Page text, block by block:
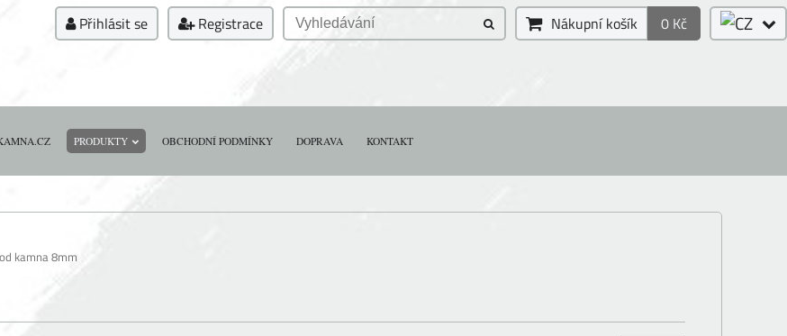
Přihlásit se Registrace Nákupní košík 0 Kč
PRODUKTY OBCHODNÍ PODMÍNKY DOPRAVA KONTAKT
kamna 8mm